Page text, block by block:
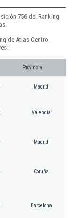
756 del Ranking
de Atlas Centro
Provincia
Madrid
Valencia
Madrid
Coruña
Barcelona